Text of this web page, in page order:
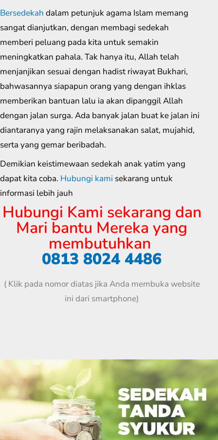
Bersedekah dalam petunjuk agama Islam memang
sangat dianjutkan, dengan membagi sedekah
memberi peluang pada kita untuk semakin
meningkatkan pahala. Tak hanya itu, Allah telah
menjanjikan sesuai dengan hadist riwayat Bukhari,
bahwasannya siapapun orang yang dengan ihklas
memberikan bantuan lalu ia akan dipanggil Allah
dengan jalan surga. Ada banyak jalan buat ke jalan ini
diantaranya yang rajin melaksanakan salat, mujahid,
serta yang gemar beribadah.
Demikian keistimewaan sedekah anak yatim yang
dapat kita coba. Hubungi kami sekarang untuk
informasi lebih jauh
Hubungi Kami sekarang dan
Mari bantu Mereka yang
membutuhkan
0813 8024 4486
( Klik pada nomor diatas jika Anda membuka website
ini dari smartphone)